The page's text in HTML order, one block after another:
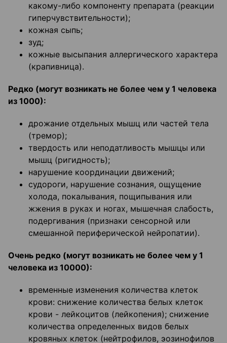
какому-либо компоненту препарата (реакции
гиперчувствительности);
кожная сыпь;
зуд;
кожные высыпания аллергического характера
(крапивница).
Редко (могут возникать не более чем у 1 человека
из 1000):
дрожание отдельных мышц или частей тела
(тремор);
твердость или неподатливость мышцы или
мышц (ригидность);
нарушение координации движений;
судороги, нарушение сознания, ощущение
холода, покалывания, пощипывания или
жжения в руках и ногах, мышечная слабость,
подергивания (признаки сенсорной или
смешанной периферической нейропатии).
Очень редко (могут возникать не более чем у 1
человека из 10000):
временные изменения количества клеток
крови: снижение количества белых клеток
крови - лейкоцитов (лейкопения); снижение
количества определенных видов белых
кровяных клеток (нейтрофилов, эозинофилов